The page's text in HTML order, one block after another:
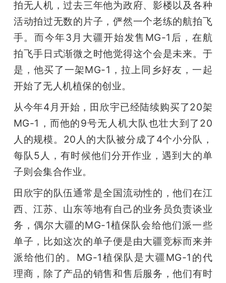
拍无人机，过去三年他为政府、影楼以及各种
活动拍过无数的片子，俨然一个老练的航拍飞
手。而今年3月大疆开始发售MG-1后，在航
拍飞手日式渐微之时他觉得这个会是未来。于
是，他买了一架MG-1，拉上同乡好友，一起
开始了无人机植保的创业。
从今年4月开始，田欣宇已经陆续购买了20架
MG-1，而他的9号无人机大队也壮大到了20
人的规模。20人的大队被分成了4个小分队，
每队5人，有时候他们分开作业，遇到大的单
子则会集合作业。
田欣宇的队伍通常是全国流动性的，他们在江
西、江苏、山东等地有自己的业务员负责谈业
务，偶尔大疆的MG-1植保队会给他们派一些
单子，比如这次的单子便是由大疆竞标而来并
派给他们的。MG-1植保队是大疆MG-1的代
理商，除了产品的销售和售后服务，他们有时